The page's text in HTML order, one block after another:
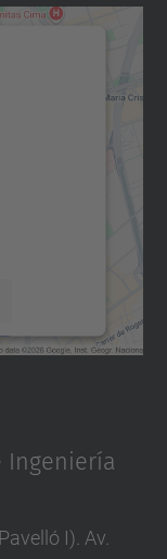
Ingeniería
I). Av.